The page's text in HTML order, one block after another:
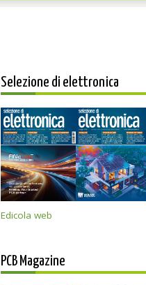
Selezione di elettronica
Edicola web
PCB Magazine